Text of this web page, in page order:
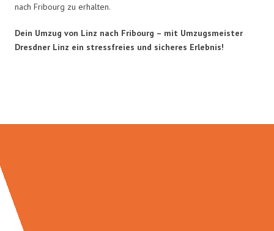
nach Fribourg zu erhalten.
Dein Umzug von Linz nach Fribourg – mit Umzugsmeister
Dresdner Linz ein stressfreies und sicheres Erlebnis!